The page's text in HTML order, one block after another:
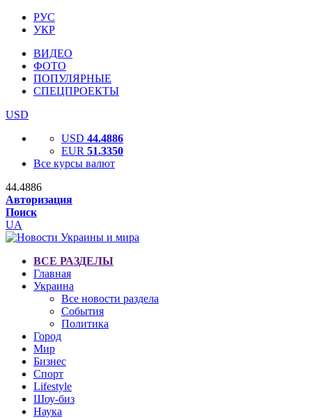
РУС
УКР
ВИДЕО
ФОТО
ПОПУЛЯРНЫЕ
СПЕЦПРОЕКТЫ
USD
USD 44.4886
EUR 51.3350
Все курсы валют
44.4886
Авторизация
Поиск
UA
ВСЕ РАЗДЕЛЫ
Главная
Украина
Все новости раздела
События
Политика
Город
Мир
Бизнес
Спорт
Lifestyle
Шоу-биз
Наука